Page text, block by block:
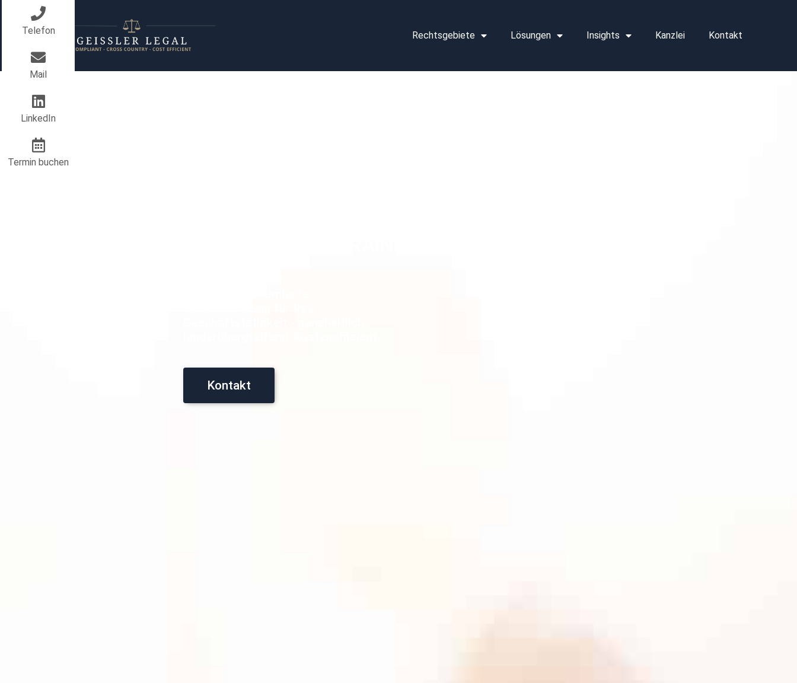
Rechtsgebiete Lösungen Insights Kanzlei Kontakt
Kontakt
Telefon
Mail
LinkedIn
Termin buchen